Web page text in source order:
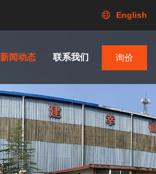
English
新闻动态 联系我们 询价